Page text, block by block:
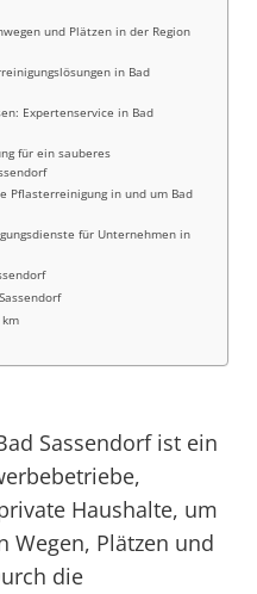
und Plätzen in der Region
in Bad
Expertenservice in Bad
für ein sauberes
Pflasterreinigung in und um Bad
für Unternehmen in
Sassendorf ist ein
Haushalte, um
Wegen, Plätzen und
die